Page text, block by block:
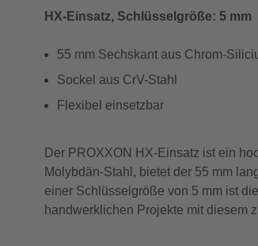
HX-Einsatz, Schlüsselgröße: 5 mm
55 mm Sechskant aus Chrom-
Sockel aus CrV-Stahl
Flexibel einsetzbar
Der PROXXON HX-Einsatz ist ein
Molybdän-Stahl, bietet der 55 mm
einer Schlüsselgröße von 5 mm ist
handwerklichen Projekte mit diesem